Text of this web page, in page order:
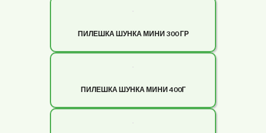
ПИЛЕШКА ШУНКА МИНИ 300 ГР
ПИЛЕШКА ШУНКА МИНИ 400Г